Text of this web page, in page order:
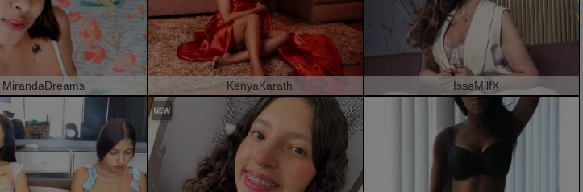
MirandaDreams KenyaKarath IssaMilfX